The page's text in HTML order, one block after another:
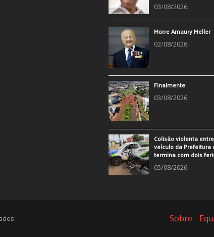
03/08/2026
Morre Amaury Meller
02/08/2026
Finalmente
03/08/2026
Colisão violenta
veículo da Prefeitura
termina com dois
05/08/2026
Sobre